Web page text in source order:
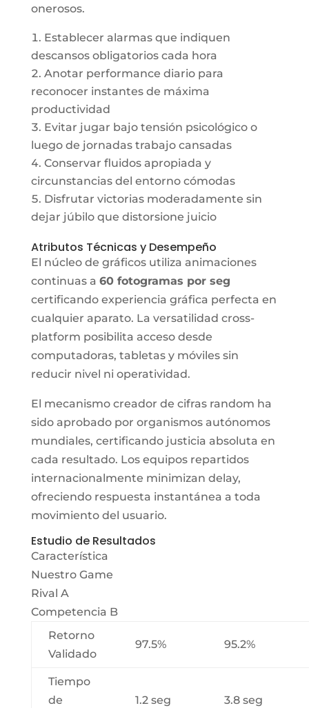
onerosos.
Establecer alarmas que indiquen
descansos obligatorios cada hora
Anotar performance diario para
reconocer instantes de máxima
productividad
Evitar jugar bajo tensión psicológico o
luego de jornadas trabajo cansadas
Conservar fluidos apropiada y
circunstancias del entorno cómodas
Disfrutar victorias moderadamente sin
dejar júbilo que distorsione juicio
Atributos Técnicas y Desempeño
El núcleo de gráficos utiliza animaciones
continuas a 60 fotogramas por seg
certificando experiencia gráfica perfecta en
cualquier aparato. La versatilidad cross-
platform posibilita acceso desde
computadoras, tabletas y móviles sin
reducir nivel ni operatividad.
El mecanismo creador de cifras random ha
sido aprobado por organismos autónomos
mundiales, certificando justicia absoluta en
cada resultado. Los equipos repartidos
internacionalmente minimizan delay,
ofreciendo respuesta instantánea a toda
movimiento del usuario.
Estudio de Resultados
Característica
Nuestro Game
Rival A
Competencia B
Retorno
Validado
97.5% 95.2%
Tiempo
de
1.2 seg 3.8 seg